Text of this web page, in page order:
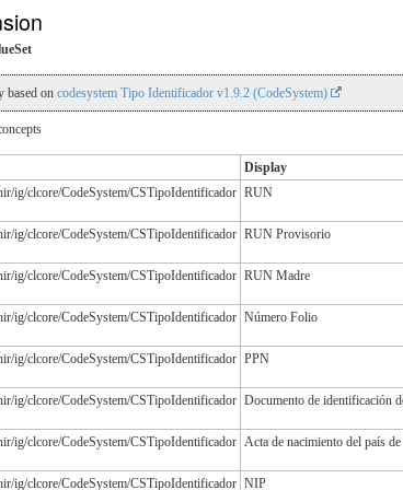
based on codesystem Tipo Identificador v1.9.2 (CodeSystem)
Display
ig/clcore/CodeSystem/CSTipoIdentificador RUN
ig/clcore/CodeSystem/CSTipoIdentificador RUN Provisorio
ig/clcore/CodeSystem/CSTipoIdentificador RUN Madre
ig/clcore/CodeSystem/CSTipoIdentificador Número Folio
ig/clcore/CodeSystem/CSTipoIdentificador PPN
ig/clcore/CodeSystem/CSTipoIdentificador Documento de identificación
ig/clcore/CodeSystem/CSTipoIdentificador Acta de nacimiento del país
ig/clcore/CodeSystem/CSTipoIdentificador NIP